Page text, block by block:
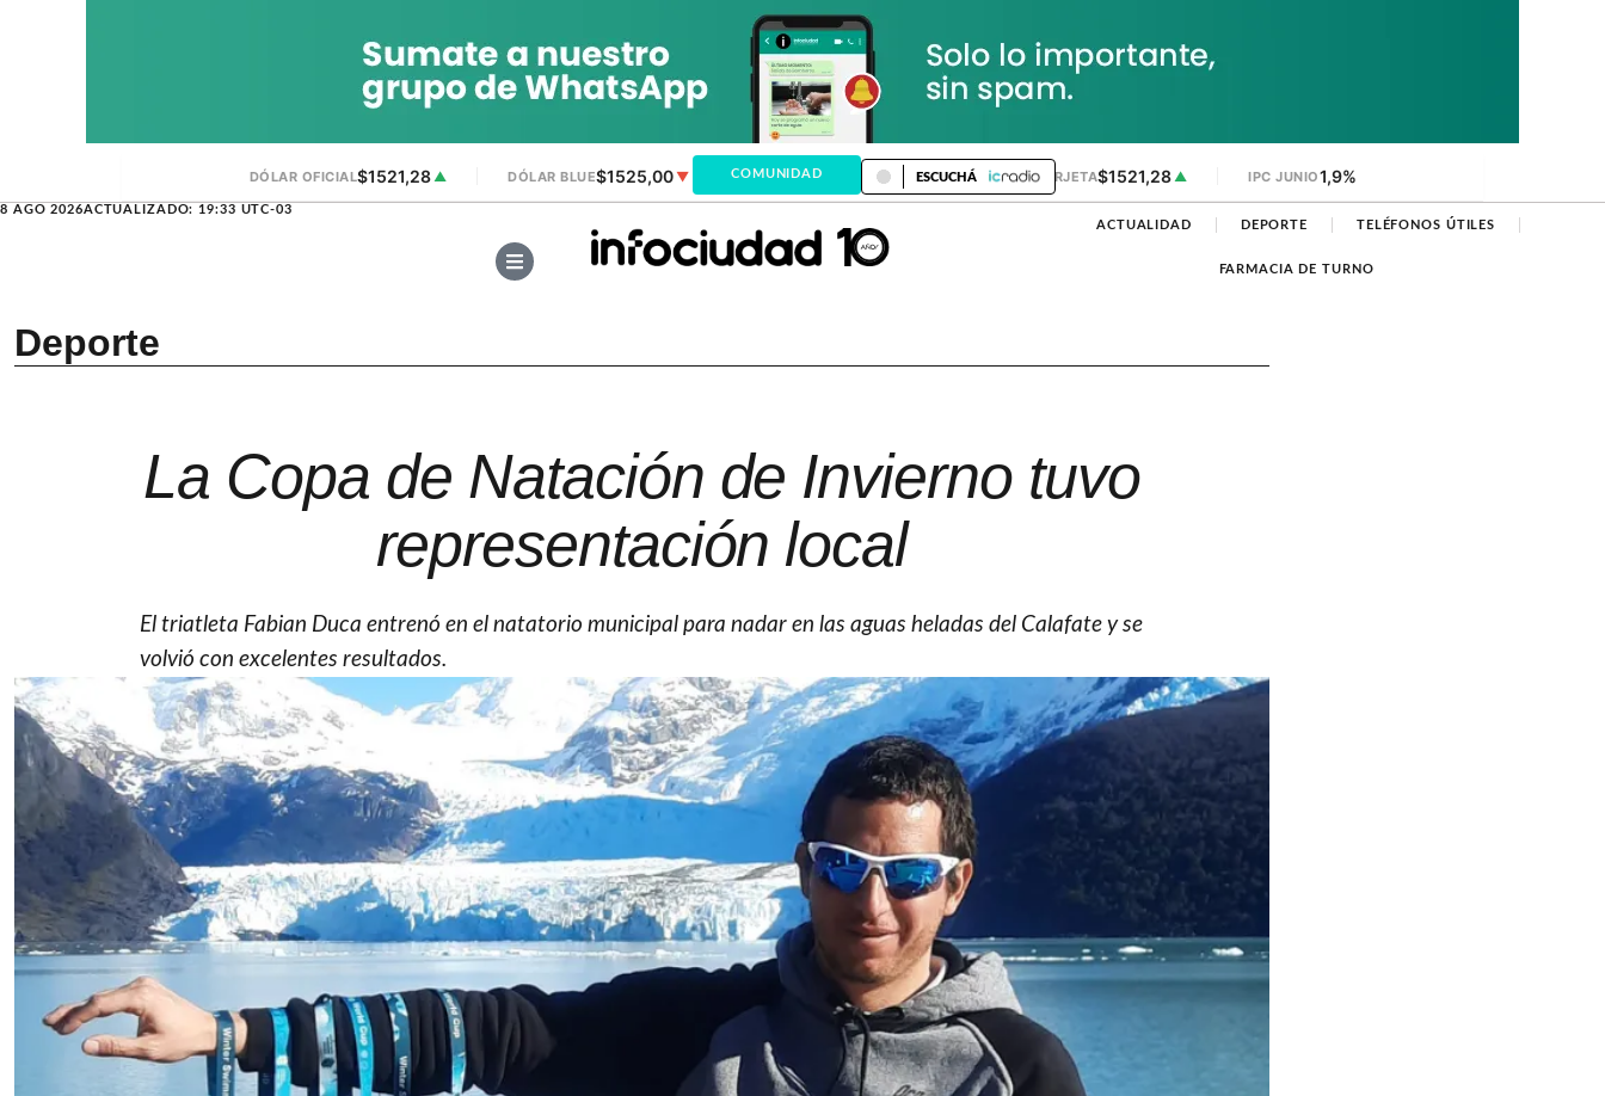
DÓLAR OFICIAL$1521,28 ▲ DÓLAR BLUE$1525,00▼ DÓLAR MEP $1521,28 ▲ DÓLAR TARJETA$1521,28 ▲ IPC JUNIO1,9%
8 AGO 2026ACTUALIZADO: 19:33 UTC-03
COMUNIDAD ESCUCHÁ
ACTUALIDAD DEPORTE TELÉFONOS ÚTILES
FARMACIA DE TURNO
Deporte
La Copa de Natación de Invierno tuvo
representación local
El triatleta Fabian Duca entrenó en el natatorio municipal para nadar en las aguas heladas del Calafate y se
volvió con excelentes resultados.